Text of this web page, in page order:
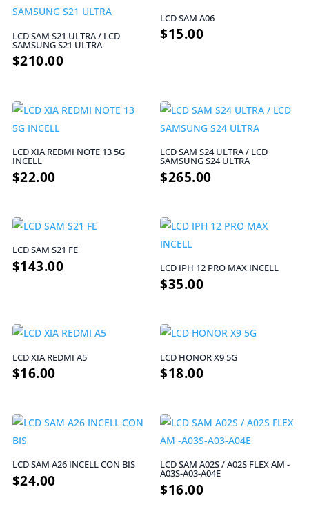
LCD SAM S21 ULTRA / LCD
SAMSUNG S21 ULTRA
$210.00
LCD SAM A06
$15.00
LCD XIA REDMI NOTE 13 5G
INCELL
$22.00
LCD SAM S24 ULTRA / LCD
SAMSUNG S24 ULTRA
$265.00
LCD SAM S21 FE
$143.00 LCD IPH 12 PRO MAX INCELL
$35.00
LCD XIA REDMI A5
$16.00
LCD HONOR X9 5G
$18.00
LCD SAM A26 INCELL CON BIS
$24.00
LCD SAM A02S / A02S FLEX AM -
A03S-A03-A04E
$16.00